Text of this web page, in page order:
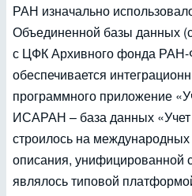
РАН изначально
Объединенной базы данных
с ЦФК Архивного фонда
обеспечивается
программного приложение
ИСАРАН – база данных «Учет
строилось на международных
описания, унифицированной
являлось типовой